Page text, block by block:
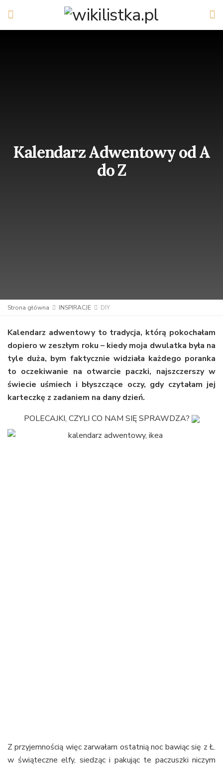
Kalendarz Adwentowy od A
do Z
Strona główna INSPIRACJE DIY
Kalendarz adwentowy to tradycja, którą pokochałam
dopiero w zeszłym roku – kiedy moja dwulatka była na
tyle duża, bym faktycznie widziała każdego poranka
to oczekiwanie na otwarcie paczki, najszczerszy w
świecie uśmiech i błyszczące oczy, gdy czytałam jej
karteczkę z zadaniem na dany dzień.
POLECAJKI, CZYLI CO NAM SIĘ SPRAWDZA?
Z przyjemnością więc zarwałam ostatnią noc bawiąc się z Ł.
w świąteczne elfy, siedząc i pakując te paczuszki niczym